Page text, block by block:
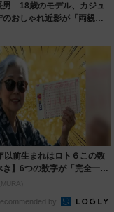
男 18歳のモデル、カジュ
のおしゃれ近影が「両親の
以前生まれはロト６この数
き】6つの数字が「完全一
by